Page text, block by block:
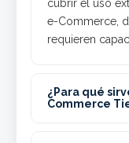
cubrir el uso
e-Commerce,
requieren
¿Para qué
Commerce